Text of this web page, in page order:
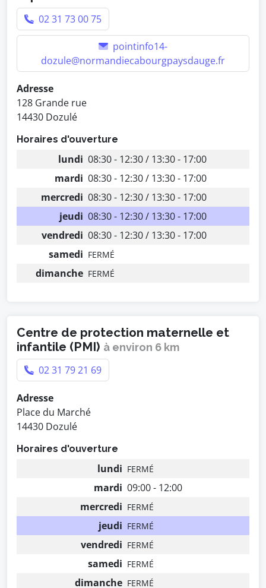
02 31 73 00 75
pointinfo14-
dozule@normandiecabourgpaysdauge.fr
Adresse
128 Grande rue
14430 Dozulé
Horaires d'ouverture
lundi 08:30 - 12:30 / 13:30 - 17:00
mardi 08:30 - 12:30 / 13:30 - 17:00
mercredi 08:30 - 12:30 / 13:30 - 17:00
jeudi 08:30 - 12:30 / 13:30 - 17:00
vendredi 08:30 - 12:30 / 13:30 - 17:00
samedi FERMÉ
dimanche FERMÉ
Centre de protection maternelle et
infantile (PMI) à environ 6 km
02 31 79 21 69
Adresse
Place du Marché
14430 Dozulé
Horaires d'ouverture
lundi FERMÉ
mardi 09:00 - 12:00
mercredi FERMÉ
jeudi FERMÉ
vendredi FERMÉ
samedi FERMÉ
dimanche FERMÉ